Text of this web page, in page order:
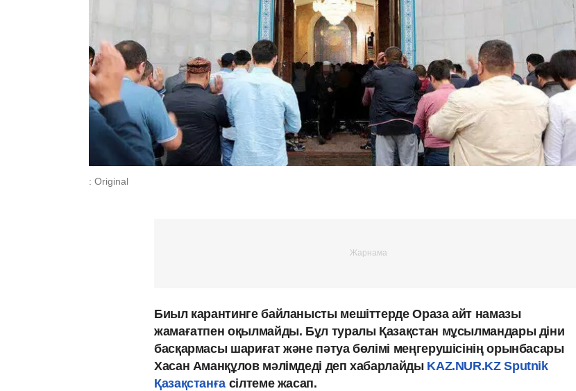
: Original
Биыл карантинге байланысты мешіттерде Ораза айт намазы
жамағатпен оқылмайды. Бұл туралы Қазақстан мұсылмандары діни
басқармасы шариғат және пәтуа бөлімі меңгерушісінің орынбасары
Хасан Аманқұлов мәлімдеді деп хабарлайды KAZ.NUR.KZSputnik
Қазақстанға сілтеме жасап.